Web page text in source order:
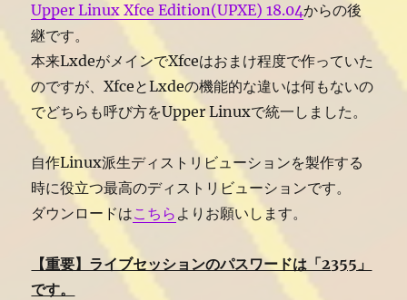
Upper Linux Xfce Edition(UPXE) 18.04からの後
継です。
本来LxdeがメインでXfceはおまけ程度で作っていた
のですが、XfceとLxdeの機能的な違いは何もないの
でどちらも呼び方をUpper Linuxで統一しました。
自作Linux派生ディストリビューションを製作する
時に役立つ最高のディストリビューションです。
ダウンロードはこちら よりお願いします。
【重要】ライブセッションのパスワードは「2355」
です。